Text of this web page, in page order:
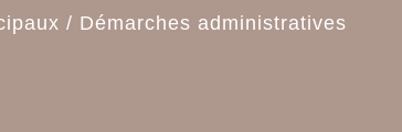
/ Démarches administratives